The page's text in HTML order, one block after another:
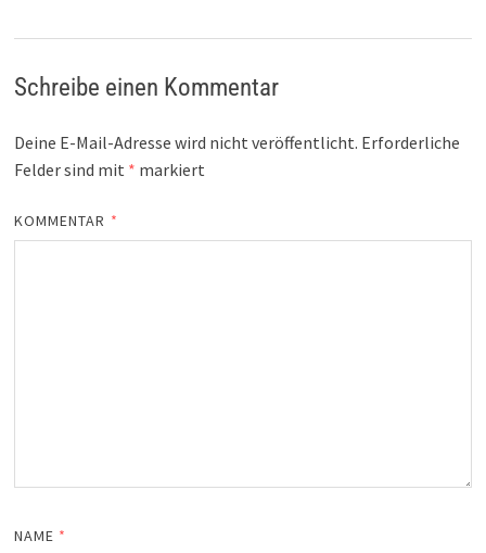
Schreibe einen Kommentar
Deine E-Mail-Adresse wird nicht veröffentlicht. Erforderliche
Felder sind mit * markiert
KOMMENTAR *
NAME *